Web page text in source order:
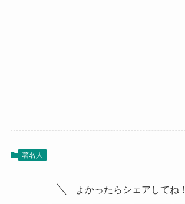
著名人
よかったらシェアしてね！